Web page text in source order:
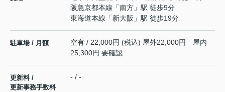
阪急京都本線 「南方 」駅 徒歩9分
東海道本線 「新大阪 」駅 徒歩19分
駐車場 / 月額
空有 / 22,000円 (税込) 屋外22,000円 屋内
25,300円 要確認
更新料 /
更新事務手数料
- / -